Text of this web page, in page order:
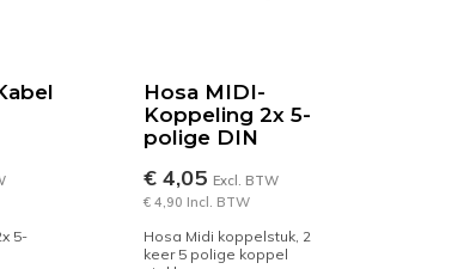
5-
Hosa MIDI-
Koppeling 2x 5-
polige DIN
€ 4,05 Excl. BTW
€ 4,90 Incl. BTW
Hosa Midi koppelstuk, 2
keer 5 polige koppel